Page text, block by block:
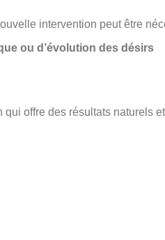
intervention peut être
ou d’évolution des désirs
offre des résultats naturels